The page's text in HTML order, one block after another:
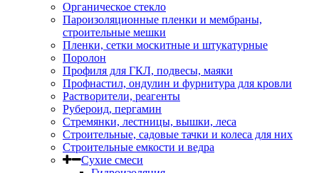
Органическое стекло
Пароизоляционные пленки и мембраны,
строительные мешки
Пленки, сетки москитные и штукатурные
Поролон
Профиля для ГКЛ, подвесы, маяки
Профнастил, ондулин и фурнитура для кровли
Растворители, реагенты
Рубероид, пергамин
Стремянки, лестницы, вышки, леса
Строительные, садовые тачки и колеса для них
Строительные емкости и ведра
Сухие смеси